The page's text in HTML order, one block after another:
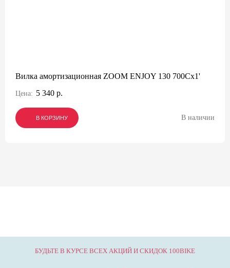
Вилка амортизационная ZOOM ENJOY 130 700Cх1'
Цена: 5 340 р.
В КОРЗИНУ
В КОРЗИНУ
В КОРЗИНУ В наличии
БУДЬТЕ В КУРСЕ ВСЕХ АКЦИЙ И СКИДОК 100BIKE